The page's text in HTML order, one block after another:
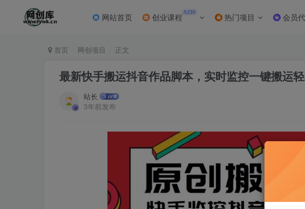
网站首页 创业课程 NEW 热门项目 会员
首页 网创项目 正文
最新快手搬运抖音作品脚本，实时监控一键搬运
站长
3年前发布